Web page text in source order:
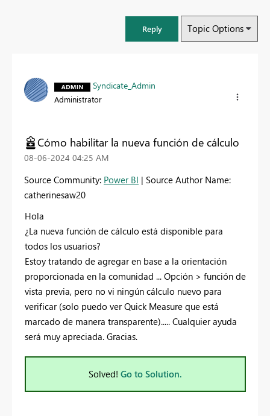
Reply Topic Options
Syndicate_Admin
Administrator
Cómo habilitar la nueva función de cálculo
‎08-06-2024 04:25 AM
Source Community: Power BI | Source Author Name:
catherinesaw20
Hola
¿La nueva función de cálculo está disponible para
todos los usuarios?
Estoy tratando de agregar en base a la orientación
proporcionada en la comunidad ... Opción > función de
vista previa, pero no vi ningún cálculo nuevo para
verificar (solo puedo ver Quick Measure que está
marcado de manera transparente)..... Cualquier ayuda
será muy apreciada. Gracias.
Solved! Go to Solution.